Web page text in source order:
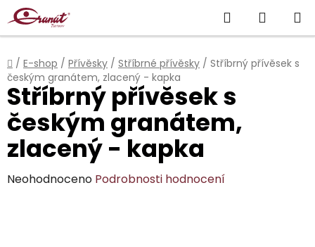
Přejít
na
obsah
Hledat
KOŠÍK
Domů
/ E-shop / Přívěsky / Stříbrné přívěsky / Stříbrný přívěsek s
českým granátem, zlacený - kapka
Stříbrný přívěsek s
českým granátem,
zlacený - kapka
Průměrné
Neohodnoceno Podrobnosti hodnocení